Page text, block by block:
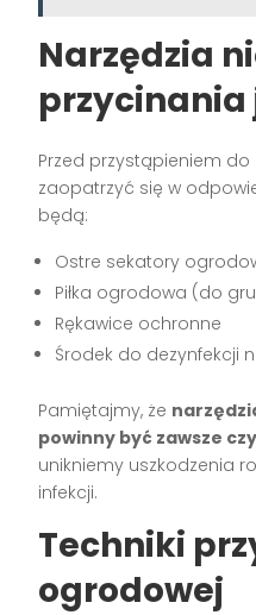
Narzędzia
przycinania
Przed przystąpieniem do
zaopatrzyć się w
będą:
Ostre sekatory
Piłka ogrodowa (do
Rękawice ochronne
Środek do dezynfekcji
Pamiętajmy, że
powinny być zawsze
unikniemy uszkodzenia
infekcji.
Techniki
ogrodowej